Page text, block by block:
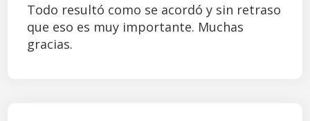
Todo resultó como se acordó y sin retraso
que eso es muy importante. Muchas
gracias.